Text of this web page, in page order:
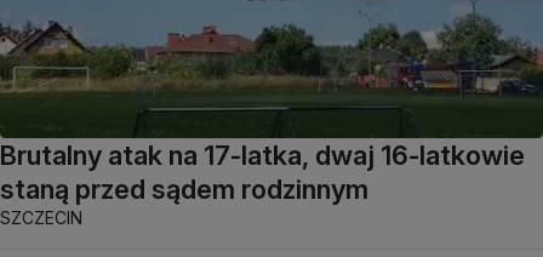
Brutalny atak na 17-latka, dwaj 16-latkowie
staną przed sądem rodzinnym
SZCZECIN